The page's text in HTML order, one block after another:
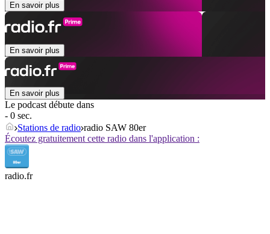
En savoir plus
En savoir plus
En savoir plus
Le podcast débute dans
- 0 sec.
Stations de radio radio SAW 80er
Écoutez gratuitement cette radio dans l'application :
radio.fr